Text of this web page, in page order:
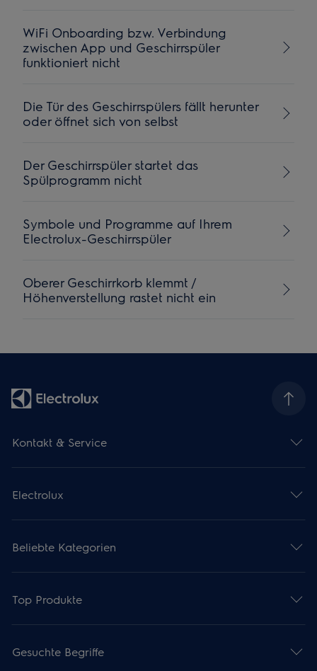
WiFi Onboarding bzw. Verbindung
zwischen App und Geschirrspüler
funktioniert nicht
Die Tür des Geschirrspülers fällt herunter
oder öffnet sich von selbst
Der Geschirrspüler startet das
Spülprogramm nicht
Symbole und Programme auf Ihrem
Electrolux-Geschirrspüler
Oberer Geschirrkorb klemmt /
Höhenverstellung rastet nicht ein
Kontakt & Service
Electrolux
Beliebte Kategorien
Top Produkte
Gesuchte Begriffe